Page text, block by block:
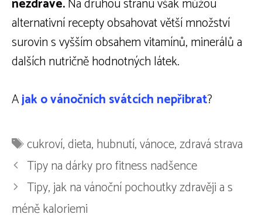
nezdravé.Na druhou stranu však můžou
alternativní recepty obsahovat větší množství
surovin s vyšším obsahem vitamínů, minerálů a
dalších nutričně hodnotných látek.
Ajak o vánočních svátcích nepřibrat?
Štítky
cukroví,dieta, hubnutí,vánoce,zdravá strava
Tipy na dárky pro fitness nadšence
Tipy, jak na vánoční pochoutky zdravěji a s
méně kaloriemi